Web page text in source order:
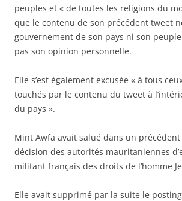
peuples et « de toutes les religions du
que le contenu de son précédent tweet
gouvernement de son pays ni son
pas son opinion personnelle.
Elle s’est également excusée « à tous
touchés par le contenu du tweet à
du pays ».
Mint Awfa avait salué dans un
décision des autorités mauritaniennes
militant français des droits de l’homme
Elle avait supprimé par la suite le